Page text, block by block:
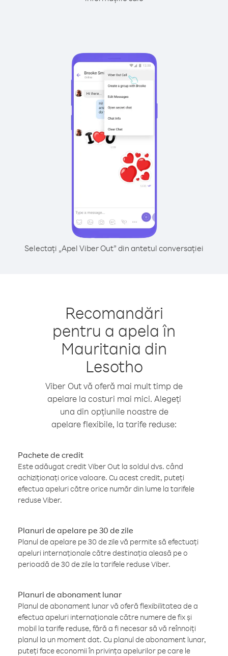
Selectați „Apel Viber Out” din antetul conversației
Recomandări
pentru a apela în
Mauritania din
Lesotho
Viber Out vă oferă mai mult timp de
apelare la costuri mai mici. Alegeți
una din opțiunile noastre de
apelare flexibile, la tarife reduse:
Pachete de credit
Este adăugat credit Viber Out la soldul dvs. când
achiziționați orice valoare. Cu acest credit, puteți
efectua apeluri către orice număr din lume la tarifele
reduse Viber.
Planuri de apelare pe 30 de zile
Planul de apelare pe 30 de zile vă permite să efectuați
apeluri internaționale către destinația aleasă pe o
perioadă de 30 de zile la tarifele reduse Viber.
Planuri de abonament lunar
Planul de abonament lunar vă oferă flexibilitatea de a
efectua apeluri internaționale către numere de fix și
mobil la tarife reduse, fără a fi necesar să vă reînnoiți
planul la un moment dat. Cu planul de abonament lunar,
puteți face economii în privința apelurilor pe care le